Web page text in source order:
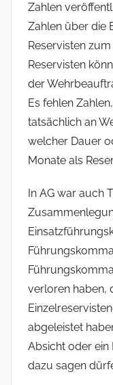
Zahlen
Zahlen über die
Reservisten
Reservisten
der
Es fehlen
tatsächlich an
welcher Dauer
Monate als
In AG war auch
verloren haben,
abgeleistet
Absicht oder ein
dazu sagen